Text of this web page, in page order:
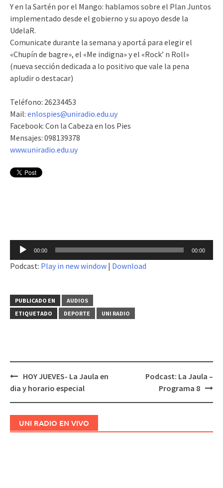
Y en la Sartén por el Mango: hablamos sobre el Plan Juntos
implementado desde el gobierno y su apoyo desde la
UdelaR.
Comunicate durante la semana y aportá para elegir el
«Chupín de bagre», el «Me indigna» y el «Rock’ n Roll»
(nueva sección dedicada a lo positivo que vale la pena
apludir o destacar)
Teléfono: 26234453
Mail: enlospies@uniradio.edu.uy
Facebook: Con la Cabeza en los Pies
Mensajes: 098139378
www.uniradio.edu.uy
Reproductor
audio
00:00 00:00
Podcast: Play in new window | Download
PUBLICADO EN
AUDIOS
ETIQUETADO
DEPORTE UNI RADIO
Navegación
HOY JUEVES- La Jaula en
dia y horario especial
Podcast: La Jaula –
Programa 8
UNI RADIO EN VIVO